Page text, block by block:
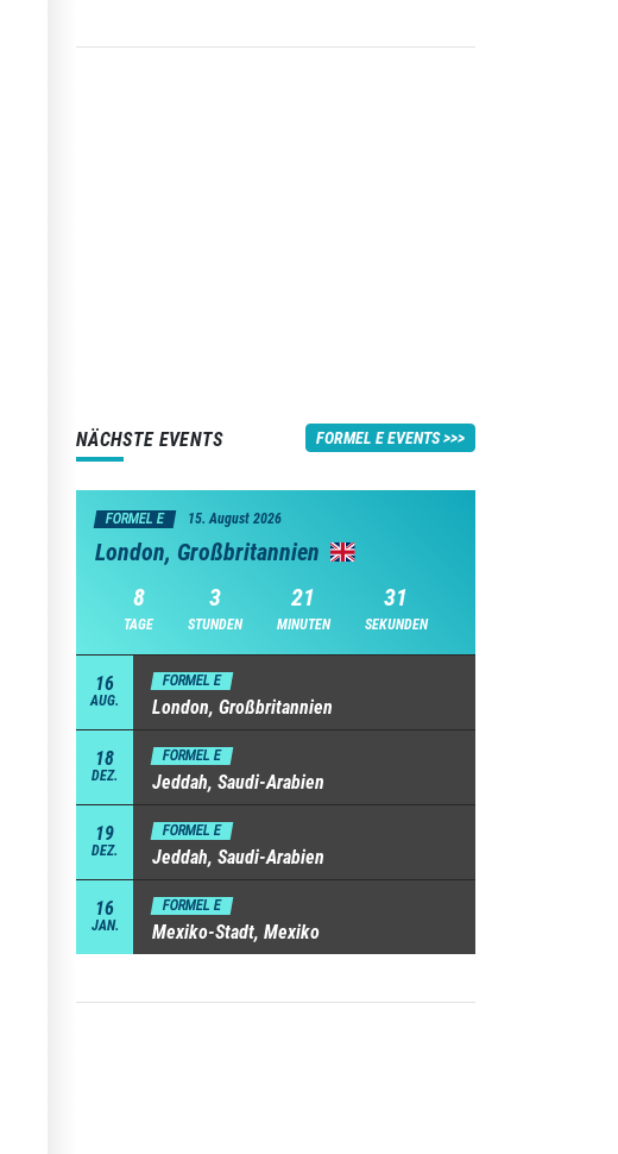
NÄCHSTE EVENTS FORMEL E EVENTS
FORMEL E 15. August 2026
London, Großbritannien
8
TAGE
3
STUNDEN
21
MINUTEN
30
SEKUNDEN
16
AUG.
FORMEL E
London, Großbritannien
18
DEZ.
FORMEL E
Jeddah, Saudi-Arabien
19
DEZ.
FORMEL E
Jeddah, Saudi-Arabien
16
JAN.
FORMEL E
Mexiko-Stadt, Mexiko